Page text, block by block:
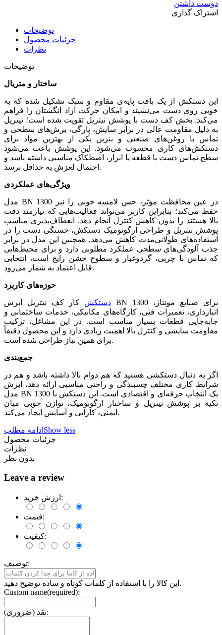
دوست داشتن
اشتراک گذاری
توضیحات
جزئیات محصول
نظرات
توضیحات
ساختار و متریال
این دستکش از یک بافت پایه‌ی مقاوم و سبک تشکیل شده که به
خوبی روی دست می‌نشیند و امکان حرکت آزاد انگشتان را فراهم
می‌کند. بخش کف دست با پوشش نیتریل تقویت شده است؛ نیتریل
به دلیل مقاومت عالی در برابر سایش، پارگی، برش‌های سطحی و
تماس با روغن‌های صنعتی و بنزین یکی از بهترین مواد برای
دستکش‌های کاری محسوب می‌شود. این پوشش باعث می‌شود
سطح تماس دست با قطعه یا ابزار، اصطکاک مناسبی داشته باشد و
احتمال لغزش به حداقل برسد.
ویژگی‌های عملکردی
مدل BN 1300 در عین محافظت مؤثر، حس لامسه خوبی را نیز
حفظ می‌کند؛ بنابراین کاربر می‌تواند فعالیت‌هایی که نیازمند دقت
بالا هستند را بدون کاهش کنترل انجام دهد. انعطاف‌پذیری مناسب
پوشش نیتریل و طراحی ارگونومیک دستکش، خستگی دست را در
استفاده‌های طولانی‌مدت کاهش می‌دهد. همچنین این مدل در برابر
جذب آلودگی‌های سطحی عملکرد مطلوبی دارد و برای محیط‌هایی
که تماس با چربی، گردوغبار و سطوح خشن رایج است، انتخابی
قابل اعتماد به شمار می‌رود.
حوزه‌های کاربرد
دستکش کار کف نیتریل ابرش BN 1300 برای صنایع مونتاژ،
انبارداری، تعمیرات فنی، کارگاه‌های مکانیکی، خدمات ساختمانی و
جابه‌جایی قطعات بسیار مناسب است. در این مشاغل، ترکیب
مقاومت سایشی و کنترل بالا اهمیت زیادی دارد و این محصول دقیقاً
برای همین نیاز طراحی شده است.
جمع‌بندی
اگر به دنبال دستکشی هستید که هم دوام بالا داشته باشد و هم در
شرایط کاری مختلف چسبندگی و راحتی مناسبی ارائه دهد، ابرش
مدل BN 1300 یک انتخاب حرفه‌ای و اقتصادی است. این دستکش با
تکیه بر پوشش نیتریل و ساختار ارگونومیک، توازن خوبی میان
ایمنی، کارایی و آسایش ایجاد می‌کند.
ادامه مطلب Show less
جزئیات محصول
نظرات
بدون نظر
Leave a review
ارزش خرید:
قیمت:
کیفیت:
توصیف:
این کالا را با استفاده از کلمات کوتاه و ساده توضیح دهید.
Custom name(required):
نقد (ضروری):